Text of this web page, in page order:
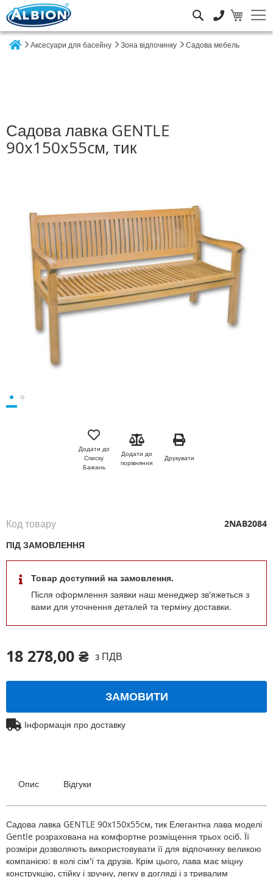
Аксесуари для басейну Зона відпочинку Садова мебель
Садова лавка GENTLE
90x150x55cм, тик
галереї
зображень
Додати до
Списку
Бажань
Додати до
порівняння
Друкувати
18 278,00 ₴ з ПДВ
ПІД ЗАМОВЛЕННЯ
Товар доступний на замовлення.
Після оформлення заявки наш менеджер зв'яжеться з
вами для уточнення деталей та терміну доставки.
Код товару 2NAB2084
ЗАМОВИТИ
Інформація про доставку
Опис Відгуки
Садова лавка GENTLE 90x150x55cм, тик Елегантна лава моделі
Gentle розрахована на комфортне розміщення трьох осіб. Її
розміри дозволяють використовувати її для відпочинку великою
компанією: в колі сім'ї та друзів. Крім цього, лава має міцну
конструкцію, стійку і зручну, легку в догляді і з тривалим